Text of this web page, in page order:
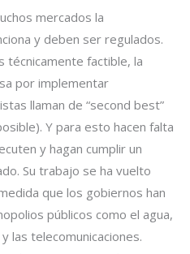
mercados la
y deben ser regulados.
técnicamente factible, la
por implementar
llaman de “second best”
Y para esto hacen falta
y hagan cumplir un
Su trabajo se ha vuelto
que los gobiernos han
públicos como el agua,
las telecomunicaciones.